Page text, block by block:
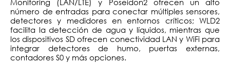
número de entradas para conectar múltiples sensores,
detectores y medidores en entornos críticos; WLD2
facilita la detección de agua y líquidos, mientras que
los dispositivos SD ofrecen conectividad LAN y WiFi para
integrar detectores de humo, puertas externas,
contadores S0 y más opciones.